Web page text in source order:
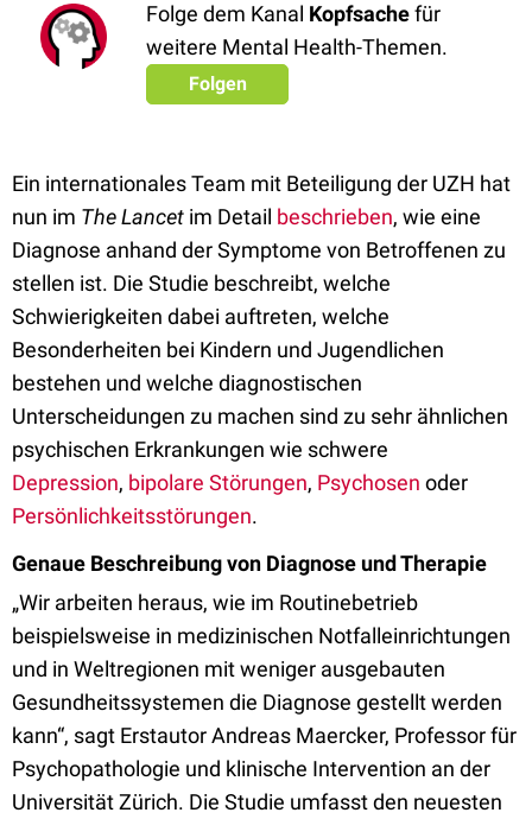
Folge dem Kanal Kopfsachefür
weitere Mental Health-Themen.
Folgen
Ein internationales Team mit Beteiligung der UZH hat
nun im The Lancet im Detail beschrieben, wie eine
Diagnose anhand der Symptome von Betroffenen zu
stellen ist. Die Studie beschreibt, welche
Schwierigkeiten dabei auftreten, welche
Besonderheiten bei Kindern und Jugendlichen
bestehen und welche diagnostischen
Unterscheidungen zu machen sind zu sehr ähnlichen
psychischen Erkrankungen wie schwere
Depression, bipolare Störungen, Psychosen oder
Persönlichkeitsstörungen.
Genaue Beschreibung von Diagnose und Therapie
„Wir arbeiten heraus, wie im Routinebetrieb
beispielsweise in medizinischen Notfalleinrichtungen
und in Weltregionen mit weniger ausgebauten
Gesundheitssystemen die Diagnose gestellt werden
kann“, sagt Erstautor Andreas Maercker, Professor für
Psychopathologie und klinische Intervention an der
Universität Zürich. Die Studie umfasst den neuesten